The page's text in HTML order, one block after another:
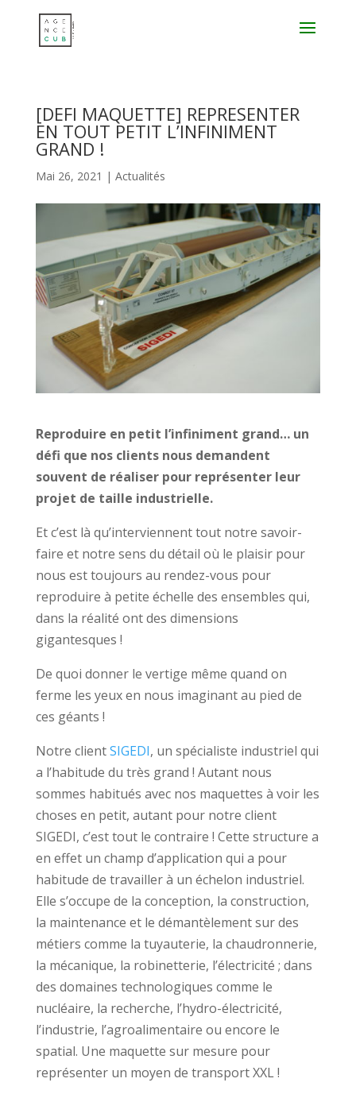
[DEFI MAQUETTE] REPRESENTER
EN TOUT PETIT L’INFINIMENT
GRAND !
Mai 26, 2021 | Actualités
Reproduire en petit l’infiniment grand… un
défi que nos clients nous demandent
souvent de réaliser pour représenter leur
projet de taille industrielle.
Et c’est là qu’interviennent tout notre savoir-
faire et notre sens du détail où le plaisir pour
nous est toujours au rendez-vous pour
reproduire à petite échelle des ensembles qui,
dans la réalité ont des dimensions
gigantesques !
De quoi donner le vertige même quand on
ferme les yeux en nous imaginant au pied de
ces géants !
Notre clientSIGEDI, un spécialiste industriel qui
a l’habitude du très grand ! Autant nous
sommes habitués avec nos maquettes à voir les
choses en petit, autant pour notre client
SIGEDI, c’est tout le contraire ! Cette structure a
en effet un champ d’application qui a pour
habitude de travailler à un échelon industriel.
Elle s’occupe de la conception, la construction,
la maintenance et le démantèlement sur des
métiers comme la tuyauterie, la chaudronnerie,
la mécanique, la robinetterie, l’électricité ; dans
des domaines technologiques comme le
nucléaire, la recherche, l’hydro-électricité,
l’industrie, l’agroalimentaire ou encore le
spatial. Une maquette sur mesure pour
représenter un moyen de transport XXL !